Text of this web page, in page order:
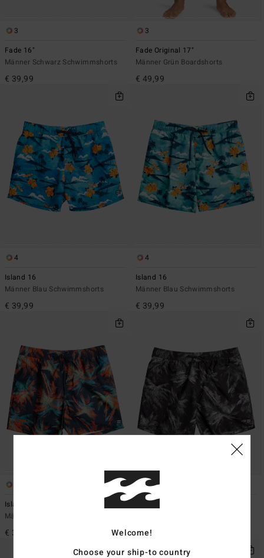
3
Fade 16"
Männer Schwarz Schwimmshorts
€ 39,99
3
Fade Original 17"
Männer Grün Boardshorts
€ 49,99
4
Island 16
Männer Blau Schwimmshorts
€ 39,99
4
Island 16
Männer Blau Schwimmshorts
€ 39,99
Island 16
Männer Blau Schwimmshorts
€ 39,99
4
Island 16
€ 39,99
Welcome!
Choose your ship-to country